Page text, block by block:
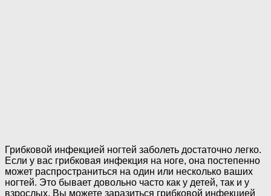
Грибковой инфекцией ногтей заболеть достаточно легко.
Если у вас грибковая инфекция на ноге, она постепенно
может распространиться на один или несколько ваших
ногтей. Это бывает довольно часто как у детей, так и у
взрослых. Вы можете заразиться грибковой инфекцией